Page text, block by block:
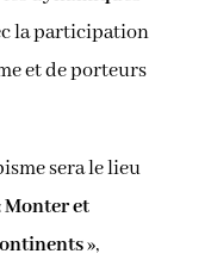
la participation
et de porteurs
sera le lieu
Monter et
»,